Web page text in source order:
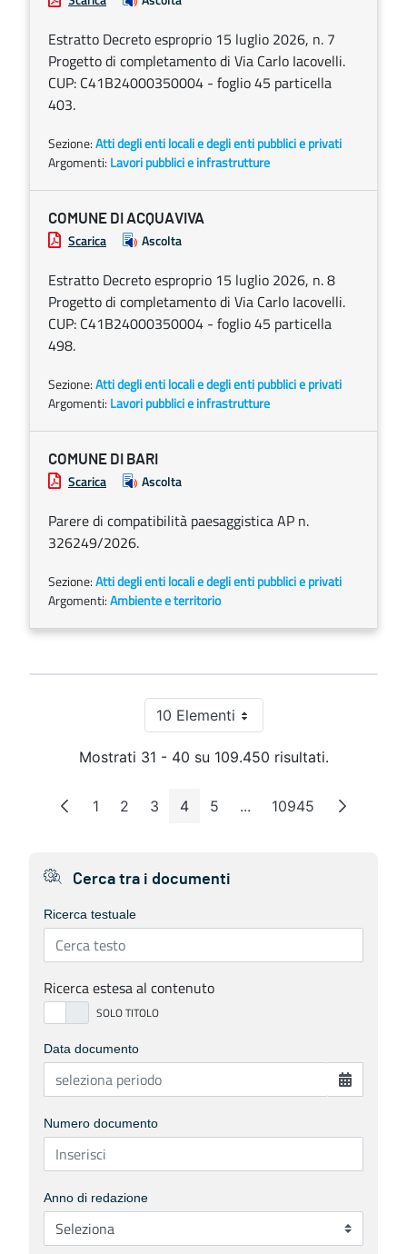
Estratto Decreto esproprio 15 luglio 2026, n. 7
Progetto di completamento di Via Carlo Iacovelli.
CUP: C41B24000350004 - foglio 45 particella
403.
Sezione:Atti degli enti locali e degli enti pubblici e privati
Argomenti: Lavori pubblici e infrastrutture
COMUNE DI ACQUAVIVA
Scarica Ascolta
Estratto Decreto esproprio 15 luglio 2026, n. 8
Progetto di completamento di Via Carlo Iacovelli.
CUP: C41B24000350004 - foglio 45 particella
498.
Sezione:Atti degli enti locali e degli enti pubblici e privati
Argomenti: Lavori pubblici e infrastrutture
COMUNE DI BARI
Scarica Ascolta
Parere di compatibilità paesaggistica AP n.
326249/2026.
Sezione:Atti degli enti locali e degli enti pubblici e privati
Argomenti:Ambiente e territorio
10 ElementiPer pagina
Mostrati 31 - 40 su 109.450 risultati.
Pagina
1 Pagina
2 Pagina
3 Pagina
4 Pagina
5 ...Pagine intermedie
Pagina
10945
Cerca tra i documenti
Ricerca testuale
Ricerca estesa al contenuto
Data documento
Numero documento
Anno di redazione